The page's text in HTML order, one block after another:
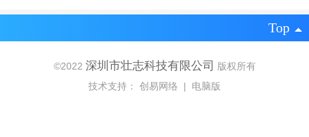
Top
©2022 深圳市壮志科技有限公司
版权所有
技术支持： 创易网络 | 电脑版